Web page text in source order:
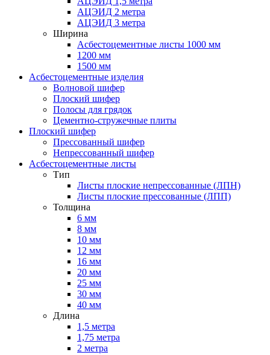
АЦЭИД 2 метра
АЦЭИД 3 метра
Ширина
Асбестоцементные листы 1000 мм
1200 мм
1500 мм
Асбестоцементные изделия
Волновой шифер
Плоский шифер
Полосы для грядок
Цементно-стружечные плиты
Плоский шифер
Прессованный шифер
Непрессованный шифер
Асбестоцементные листы
Тип
Листы плоские непрессованные (ЛПН)
Листы плоские прессованные (ЛПП)
Толщина
6 мм
8 мм
10 мм
12 мм
16 мм
20 мм
25 мм
30 мм
40 мм
Длина
1,5 метра
1,75 метра
2 метра